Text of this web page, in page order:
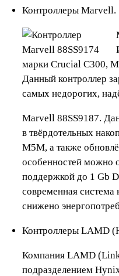
Контроллеры Marvell.
марки Crucial C300,
Данный контроллер
самых недорогих,
Marvell 88SS9187.
в твёрдотельных
M5M, а также
особенностей можно
поддержкой до 1 Gb
современная
снижено
Контроллеры LAMD
Компания LAMD
подразделением